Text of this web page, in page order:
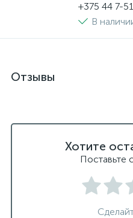
+375 44 7-
В
Отзывы
Хотите
Поставьте